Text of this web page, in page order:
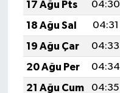
17 Ağu Pts
04:30
18 Ağu Sal
04:31
19 Ağu Çar
04:33
20 Ağu Per
04:34
21 Ağu Cum
04:35